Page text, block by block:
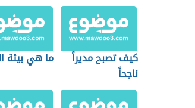
كيف تصبح مديراً
ناجحاً
ما هي بيئة